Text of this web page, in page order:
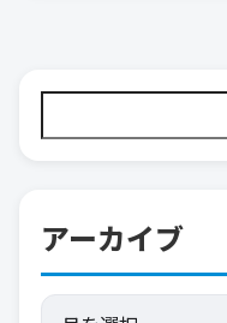
アーカイブ